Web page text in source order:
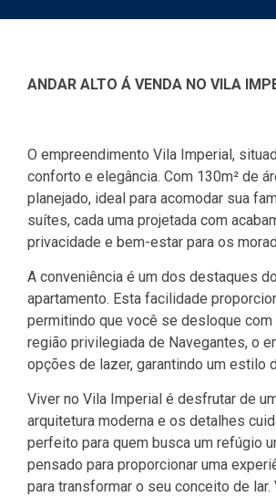
ANDAR ALTO Á VENDA NO VILA
O empreendimento Vila Imperial,
conforto e elegância. Com 130m² de
planejado, ideal para acomodar sua
suítes, cada uma projetada com
privacidade e bem-estar para os
A conveniência é um dos destaques
apartamento. Esta facilidade
permitindo que você se desloque
região privilegiada de Navegantes, o
opções de lazer, garantindo um estilo
Viver no Vila Imperial é desfrutar de
arquitetura moderna e os detalhes
perfeito para quem busca um refúgio
pensado para proporcionar uma
para transformar o seu conceito de